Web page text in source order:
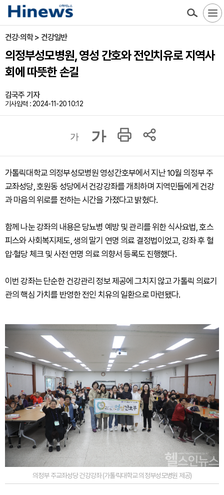
건강·의학 > 건강일반
의정부성모병원, 영성 간호와 전인치유로 지역사
회에 따뜻한 손길
김국주 기자
기사입력 : 2024-11-20 10:12
가 가
가톨릭대학교 의정부성모병원 영성간호부에서 지난 10월 의정부 주
교좌성당, 호원동 성당에서 건강강좌를 개최하며 지역민들에게 건강
과 마음의 위로를 전하는 시간을 가졌다고 밝혔다.
함께 나눈 강좌의 내용은 당뇨병 예방 및 관리를 위한 식사요법, 호스
피스와 사회복지제도, 생의 말기 연명 의료 결정법이었고, 강좌 후 혈
압·혈당 체크 및 사전 연명 의료 의향서 등록도 진행했다.
이번 강좌는 단순한 건강관리 정보 제공에 그치지 않고 가톨릭 의료기
관의 핵심 가치를 반영한 전인 치유의 일환으로 마련됐다.
의정부 주교좌성당 건강강좌 (가톨릭대학교 의정부성모병원 제공)